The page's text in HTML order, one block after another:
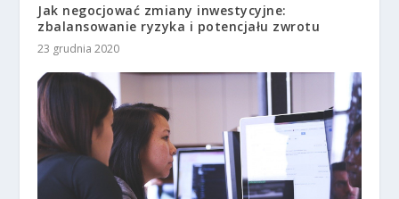
Jak negocjować zmiany inwestycyjne:
zbalansowanie ryzyka i potencjału zwrotu
23 grudnia 2020